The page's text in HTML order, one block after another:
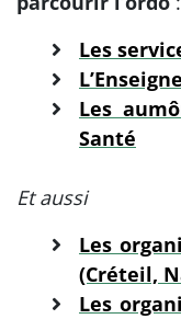
Les
Les
Santé
Et aussi
Les
(Créteil,
Les